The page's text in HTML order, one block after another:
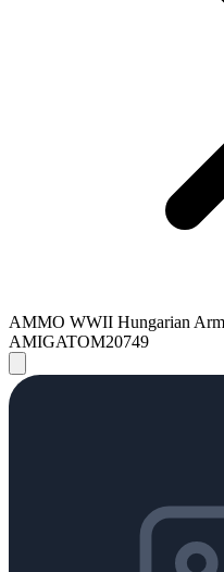
AMMO WWII Hungarian
AMIGATOM20749